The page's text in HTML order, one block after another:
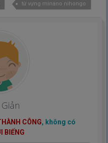
từ vựng minano nihongo
CÔNG, không có
BIẾNG